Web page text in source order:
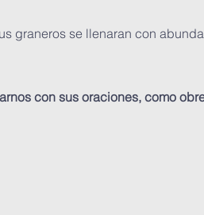
graneros se llenaran con
con sus oraciones, como